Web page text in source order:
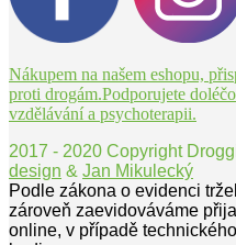
Nákupem na našem eshopu,
proti drogám.Podporujete
vzdělávání a psychoterapii.
2017 - 2020 Copyright
design & Jan Mikulecký
Podle zákona o evidenci
zároveň zaevidováváme
online, v případě